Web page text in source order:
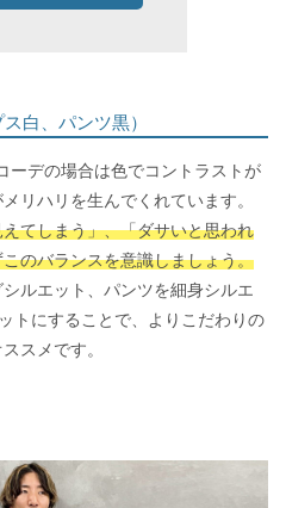
白、パンツ黒）
ーデの場合は色でコントラストが
リハリを生んでくれています。
てしまう」、「ダサいと思われ
のバランスを意識しましょう。
ルエット、パンツを細身シルエ
トにすることで、よりこだわりの
スメです。